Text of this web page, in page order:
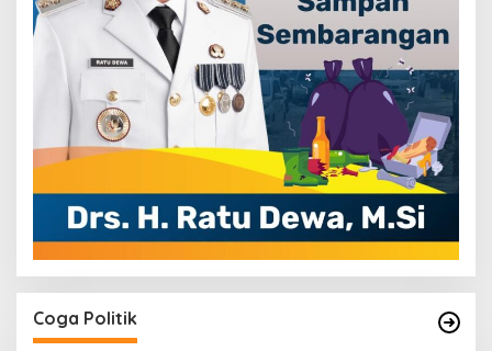
Coga Politik